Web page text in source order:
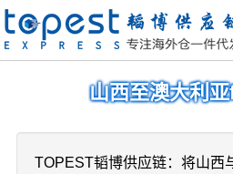
山西至澳大利
TOPEST韬博供应链：将山西